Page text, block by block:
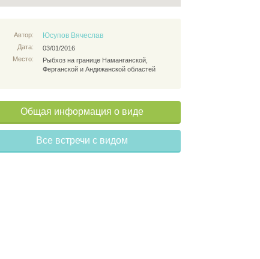
Автор:
Дата:
Место:
Юсупов Вячеслав
03/01/2016
Рыбхоз на границе Наманганской,
Ферганской и Андижанской областей
Общая информация о виде
Все встречи с видом